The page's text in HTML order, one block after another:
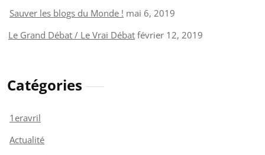
Sauver les blogs du Monde ! mai 6, 2019
Le Grand Débat / Le Vrai Débat février 12, 2019
Catégories
1eravril
Actualité